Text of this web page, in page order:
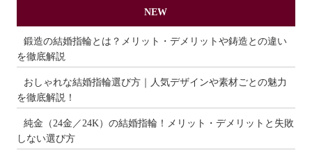
NEW
鍛造の結婚指輪とは？メリット・デメリットや鋳造との違い
を徹底解説
おしゃれな結婚指輪選び方｜人気デザインや素材ごとの魅力
を徹底解説！
純金（24金／24K）の結婚指輪！メリット・デメリットと失敗
しない選び方